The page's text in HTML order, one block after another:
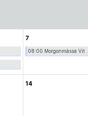
7
08:00 Morgonmässa Vit ...
14